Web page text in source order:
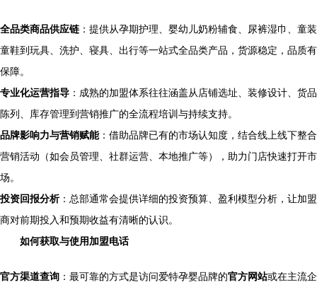
全品类商品供应链 ：提供从孕期护理、婴幼儿奶粉辅食、尿裤湿巾、童装
童鞋到玩具、洗护、寝具、出行等一站式全品类产品，货源稳定，品质有
保障。
专业化运营指导 ：成熟的加盟体系往往涵盖从店铺选址、装修设计、货品
陈列、库存管理到营销推广的全流程培训与持续支持。
品牌影响力与营销赋能：借助品牌已有的市场认知度，结合线上线下整合
营销活动（如会员管理、社群运营、本地推广等），助力门店快速打开市
场。
投资回报分析：总部通常会提供详细的投资预算、盈利模型分析，让加盟
商对前期投入和预期收益有清晰的认识。
如何获取与使用加盟电话
官方渠道查询 ：最可靠的方式是访问爱特孕婴品牌的官方网站或在主流企